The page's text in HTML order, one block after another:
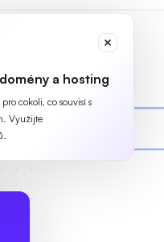
a hosting
cokoli, co souvisí s
Využijte